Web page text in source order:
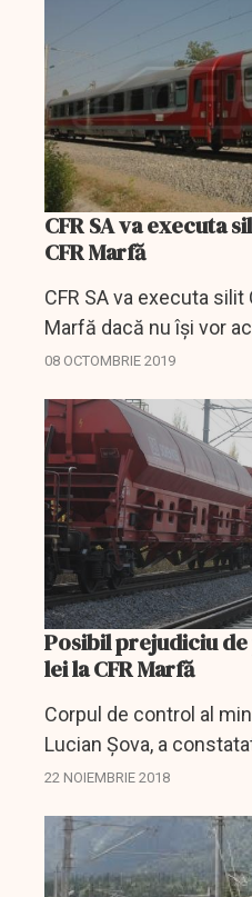
CFR SA va executa
CFR Marfă
CFR SA va executa silit
Marfă dacă nu îşi vor
din neplata taxei de
08 OCTOMBRIE 2019
Posibil prejudiciu de
lei la CFR Marfă
Corpul de control al
Lucian Şova, a
verificări la CFR Marfă,
milioane de...
22 NOIEMBRIE 2018